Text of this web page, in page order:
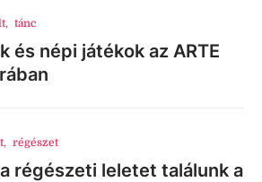
, tánc
és népi játékok az ARTE
, régészet
régészeti leletet találunk a